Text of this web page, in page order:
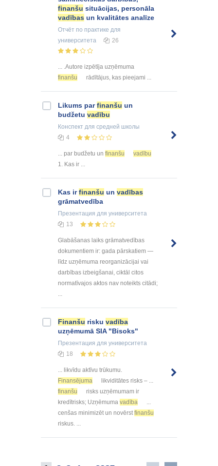
finanšu situācijas, personāla
vadības un kvalitātes analīze
Отчёт по практике для
университета
26
... .Autore izpētīja uzņēmuma
finanšu
rādītājus, kas pieejami ...
Likums parfinanšu un
budžetu vadību
Конспект для средней школы
4
... par budžetu un finanšu
vadību
1. Kas ir ...
Kas irfinanšu un vadības
grāmatvedība
Презентация для университета
13
Glabāšanas laiks grāmatvedības
dokumentiem ir: gada pārskatiem —
līdz uzņēmuma reorganizācijai vai
darbības izbeigšanai, ciktāl citos
normatīvajos aktos nav noteikts citādi;
...
Finanšu risku vadība
uzņēmumā SIA "Bisoks"
Презентация для университета
18
... likvīdu aktīvu trūkumu.
Finansējuma
likviditātes risks – ...
finanšu
risks uzņēmumam ir
kredītrisks; Uzņēmuma vadība
...
cenšas minimizēt un novērstfinanšu
riskus. ...